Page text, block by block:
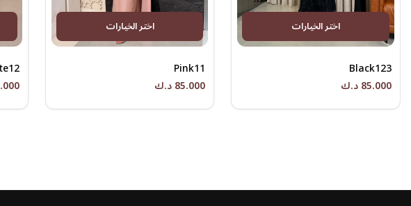
اختر الخيارات
Black123
85.000 د.ك
اختر الخيارات
Pink11
85.000 د.ك